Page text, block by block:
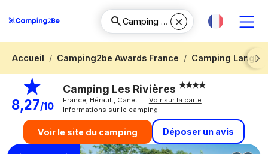
Accueil Camping2be Awards France
Camping
Next
8,27/10
Camping Les Rivières
France, Hérault, Canet
Voir sur la carte
Informations sur le camping
Voir le site du camping Déposer un avis